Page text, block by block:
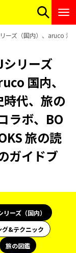
ーズ（国内）、aruco 海
リーズ
国内、
代、旅の
ラボ、BO
旅の読
ガイドブ
ーズ（国内）
グ&テクニック
旅の図鑑